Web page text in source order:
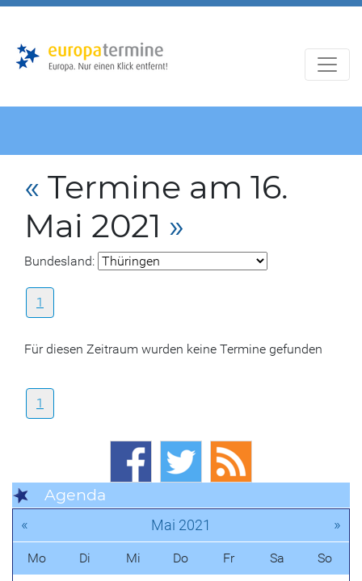
« Termine am 16.
Mai 2021 »
Bundesland:
1
Für diesen Zeitraum wurden keine Termine gefunden
1
Agenda
« Mai 2021 »
Mo Di Mi Do Fr Sa So